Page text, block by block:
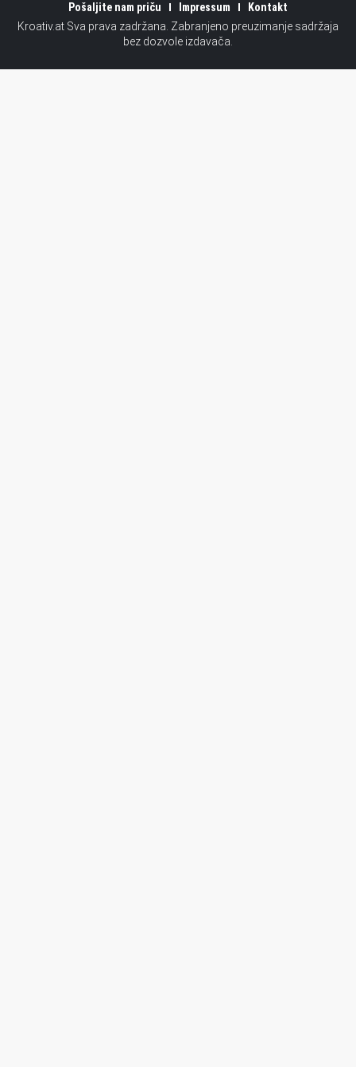
Pošaljite nam priču Impressum
Kontakt
Kroativ.at Sva prava zadržana. Zabranjeno preuzimanje sadržaja
bez dozvole izdavača.